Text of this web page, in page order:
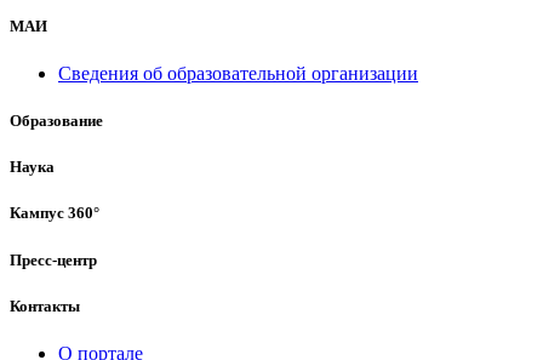
МАИ
Сведения об образовательной организации
Образование
Наука
Кампус 360°
Пресс-центр
Контакты
О портале